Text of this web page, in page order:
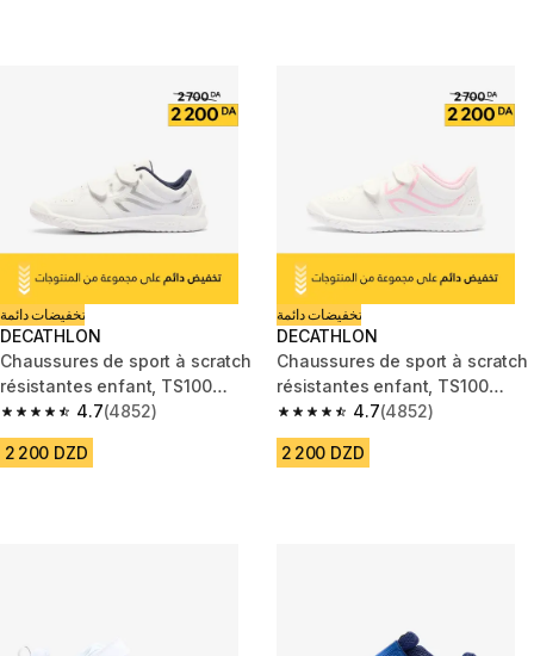
تخفيضات دائمة
DECATHLON
Chaussures de sport à scratch
résistantes enfant, TS100
blanc
4.7
4.7 out of 5 stars from 4852 reviews
(4852)
2 200 DZD
تخفيضات دائمة
DECATHLON
Chaussures de sport à scratch
résistantes enfant, TS100
blanc rose4.7
4.7 out of 5 stars from 4852
(4852)
2 200 DZD